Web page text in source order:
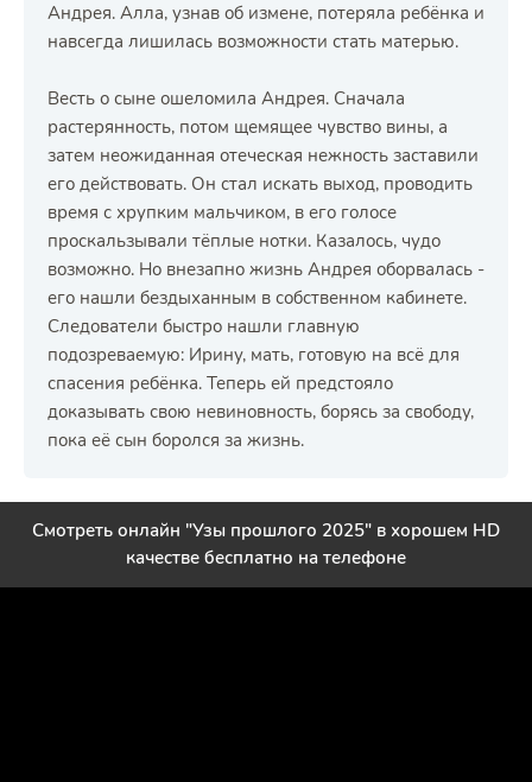
Андрея. Алла, узнав об измене, потеряла ребёнка и
навсегда лишилась возможности стать матерью.
Весть о сыне ошеломила Андрея. Сначала
растерянность, потом щемящее чувство вины, а
затем неожиданная отеческая нежность заставили
его действовать. Он стал искать выход, проводить
время с хрупким мальчиком, в его голосе
проскальзывали тёплые нотки. Казалось, чудо
возможно. Но внезапно жизнь Андрея оборвалась -
его нашли бездыханным в собственном кабинете.
Следователи быстро нашли главную
подозреваемую: Ирину, мать, готовую на всё для
спасения ребёнка. Теперь ей предстояло
доказывать свою невиновность, борясь за свободу,
пока её сын боролся за жизнь.
Смотреть онлайн "Узы прошлого 2025" в хорошем HD
качестве бесплатно на телефоне